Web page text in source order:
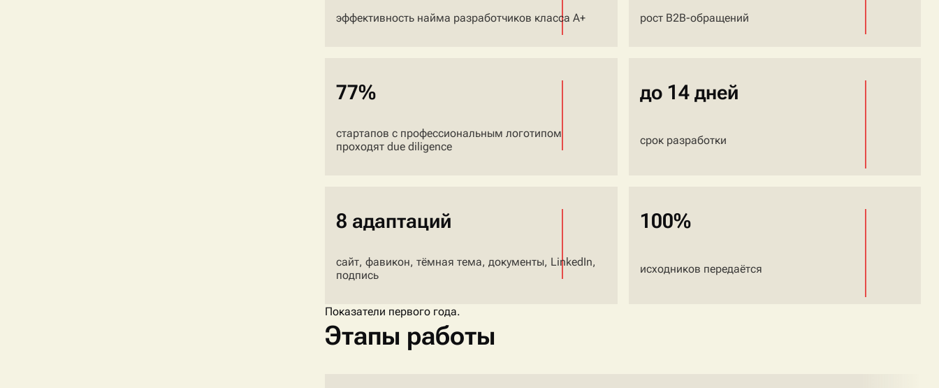
эффективность найма разработчиков класса A+ рост B2B-обращений
77%
стартапов с профессиональным логотипом
проходят due diligence
до 14 дней
срок разработки
8 адаптаций
сайт, фавикон, тёмная тема, документы, LinkedIn,
подпись
100%
исходников передаётся
Показатели первого года.
Этапы работы